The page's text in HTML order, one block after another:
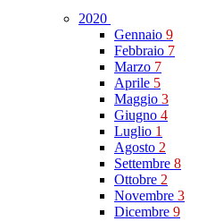
2020
Gennaio 9
Febbraio 7
Marzo 7
Aprile 5
Maggio 3
Giugno 4
Luglio 1
Agosto 2
Settembre 8
Ottobre 2
Novembre 3
Dicembre 9